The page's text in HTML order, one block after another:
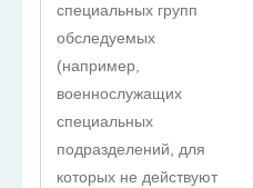
специальных групп
обследуемых
(например,
военнослужащих
специальных
подразделений, для
которых не действуют